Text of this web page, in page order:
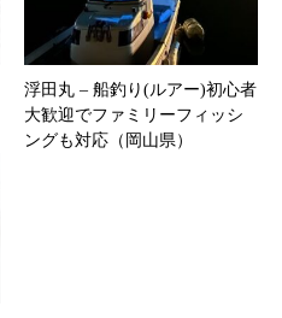
浮田丸 – 船釣り(ルアー)初心者
大歓迎でファミリーフィッシ
ングも対応（岡山県）